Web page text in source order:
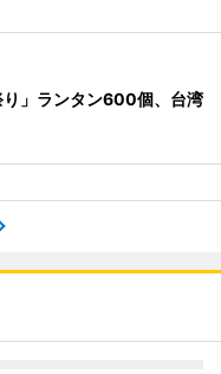
」ランタン600個、台湾